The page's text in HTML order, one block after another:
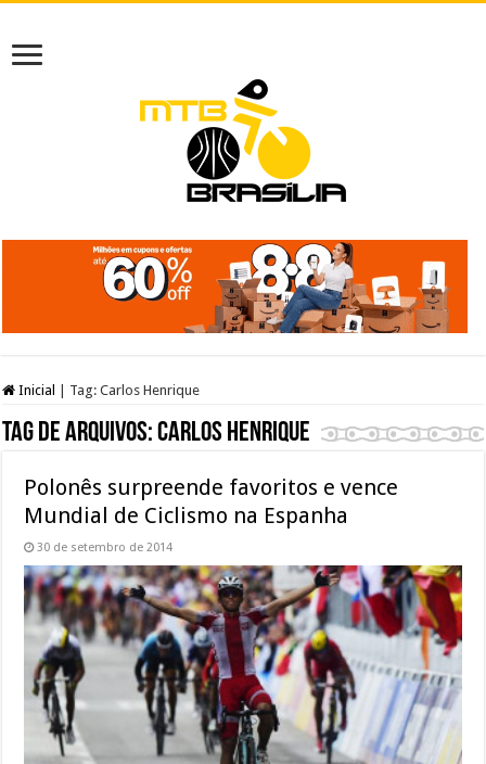
Inicial Tag:Carlos Henrique
Tag de arquivos:Carlos Henrique
Polonês surpreende favoritos e vence
Mundial de Ciclismo na Espanha
30 de setembro de 2014